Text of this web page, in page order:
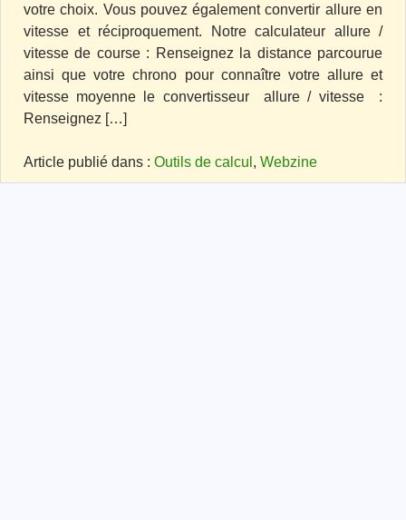
votre choix. Vous pouvez également convertir allure en
vitesse et réciproquement. Notre calculateur allure /
vitesse de course : Renseignez la distance parcourue
ainsi que votre chrono pour connaître votre allure et
vitesse moyenne le convertisseur allure / vitesse :
Renseignez […]
Article publié dans : Outils de calcul , Webzine